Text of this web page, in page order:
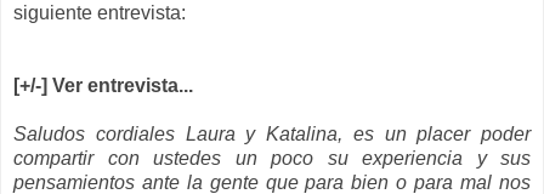
siguiente entrevista:
[+/-] Ver entrevista...
Saludos cordiales Laura y Katalina, es un placer poder
compartir con ustedes un poco su experiencia y sus
pensamientos ante la gente que para bien o para mal nos